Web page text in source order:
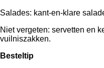
Salades: kant-en-klare
Niet vergeten: servetten en
vuilniszakken.
Besteltip